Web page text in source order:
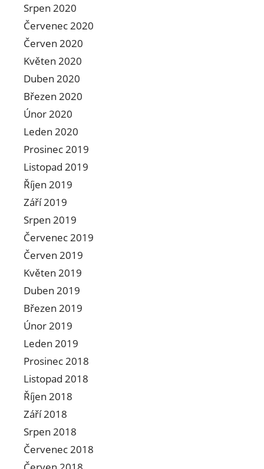
Srpen 2020
Červenec 2020
Červen 2020
Květen 2020
Duben 2020
Březen 2020
Únor 2020
Leden 2020
Prosinec 2019
Listopad 2019
Říjen 2019
Září 2019
Srpen 2019
Červenec 2019
Červen 2019
Květen 2019
Duben 2019
Březen 2019
Únor 2019
Leden 2019
Prosinec 2018
Listopad 2018
Říjen 2018
Září 2018
Srpen 2018
Červenec 2018